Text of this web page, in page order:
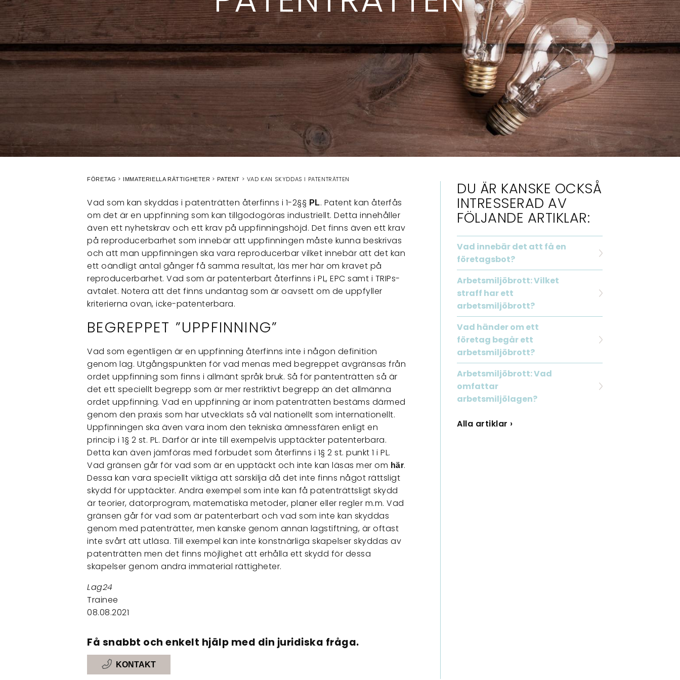
FÖRETAG IMMATERIELLA RÄTTIGHETER PATENT VAD KAN SKYDDAS I PATENTRÄTTEN
Vad som kan skyddas i patenträtten återfinns i 1-2§§ PL. Patent kan återfås
om det är en uppfinning som kan tillgodogöras industriellt. Detta innehåller
även ett nyhetskrav och ett krav på uppfinningshöjd. Det finns även ett krav
på reproducerbarhet som innebär att uppfinningen måste kunna beskrivas
och att man uppfinningen ska vara reproducerbar vilket innebär att det kan
ett oändligt antal gånger få samma resultat, läs mer här om kravet på
reproducerbarhet. Vad som är patenterbart återfinns i PL, EPC samt i TRIPs-
avtalet. Notera att det finns undantag som är oavsett om de uppfyller
kriterierna ovan, icke-patenterbara.
BEGREPPET ”UPPFINNING”
Vad som egentligen är en uppfinning återfinns inte i någon definition
genom lag. Utgångspunkten för vad menas med begreppet avgränsas från
ordet uppfinning som finns i allmänt språk bruk. Så för pantenträtten så är
det ett speciellt begrepp som är mer restriktivt begrepp än det allmänna
ordet uppfinning. Vad en uppfinning är inom patenträtten bestäms därmed
genom den praxis som har utvecklats så väl nationellt som internationellt.
Uppfinningen ska även vara inom den tekniska ämnessfären enligt en
princip i 1§ 2 st. PL. Därför är inte till exempelvis upptäckter patenterbara.
Detta kan även jämföras med förbudet som återfinns i 1§ 2 st. punkt 1 i PL.
Vad gränsen går för vad som är en upptäckt och inte kan läsas mer om här.
Dessa kan vara speciellt viktiga att särskilja då det inte finns något rättsligt
skydd för upptäckter. Andra exempel som inte kan få patenträttsligt skydd
är teorier, datorprogram, matematiska metoder, planer eller regler m.m. Vad
gränsen går för vad som är patenterbart och vad som inte kan skyddas
genom med patenträtter, men kanske genom annan lagstiftning, är oftast
inte svårt att utläsa. Till exempel kan inte konstnärliga skapelser skyddas av
patenträtten men det finns möjlighet att erhålla ett skydd för dessa
skapelser genom andra immaterial rättigheter.
Lag24
Trainee
08.08.2021
Få snabbt och enkelt hjälp med din juridiska fråga.
KONTAKT
DU ÄR KANSKE OCKSÅ
INTRESSERAD AV
FÖLJANDE ARTIKLAR:
Vad innebär det att få en
företagsbot?
Arbetsmiljöbrott: Vilket
straff har ett
arbetsmiljöbrott?
Vad händer om ett
företag begår ett
arbetsmiljöbrott?
Arbetsmiljöbrott: Vad
omfattar
arbetsmiljölagen?
Alla artiklar ›